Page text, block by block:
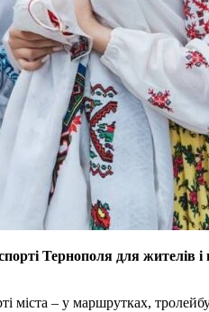
Тернополя для
міста – у маршрутках,